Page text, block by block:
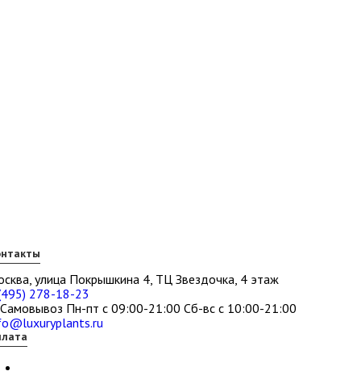
улица Покрышкина 4, ТЦ Звездочка, 4 этаж
278-18-23
Пн-пт с 09:00-21:00 Сб-вс с 10:00-21:00